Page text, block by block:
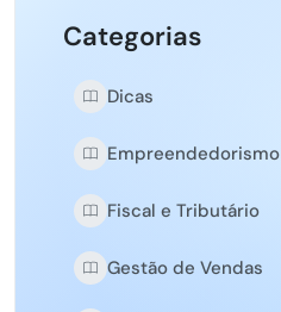
Categorias
Dicas
Empreendedorismo
Fiscal e Tributário
Gestão de Vendas